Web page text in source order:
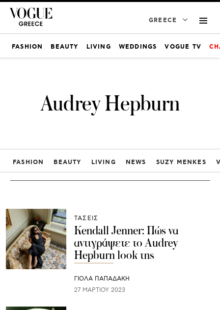
GREECE
FASHION BEAUTY LIVING WEDDINGS VOGUE TV
Audrey Hepburn
FASHION BEAUTY LIVING NEWS SUZY MENKES
ΤΑΣΕΙΣ
Kendall Jenner: Πώς να
αντιγράψετε το Audrey
Hepburn look της
ΓΙΌΛΑ ΠΑΠΑΔΆΚΗ
27 ΜΑΡΤΊΟΥ 2023